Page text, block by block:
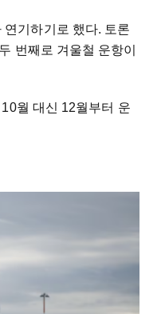
기하기로 했다. 토론
번째로 겨울철 운항이
월 대신 12월부터 운